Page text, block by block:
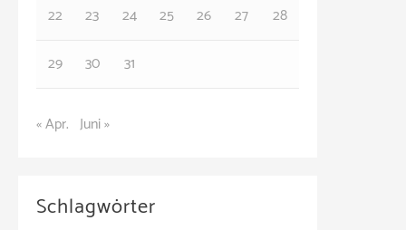
22
23 24 25 26 27
28
29
30 31
« Apr. Juni »
Schlagwörter